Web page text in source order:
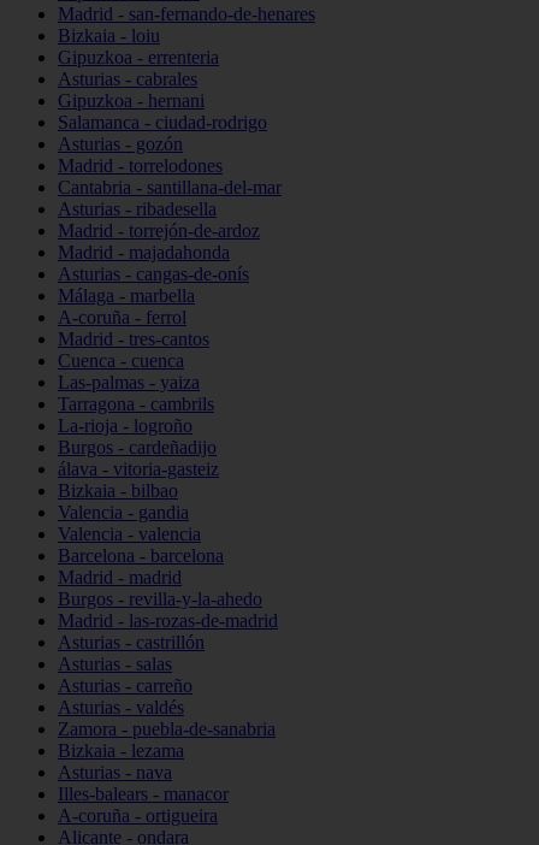
Madrid - san-fernando-de-henares
Bizkaia - loiu
Gipuzkoa - errenteria
Asturias - cabrales
Gipuzkoa - hernani
Salamanca - ciudad-rodrigo
Asturias - gozón
Madrid - torrelodones
Cantabria - santillana-del-mar
Asturias - ribadesella
Madrid - torrejón-de-ardoz
Madrid - majadahonda
Asturias - cangas-de-onís
Málaga - marbella
A-coruña - ferrol
Madrid - tres-cantos
Cuenca - cuenca
Las-palmas - yaiza
Tarragona - cambrils
La-rioja - logroño
Burgos - cardeñadijo
álava - vitoria-gasteiz
Bizkaia - bilbao
Valencia - gandia
Valencia - valencia
Barcelona - barcelona
Madrid - madrid
Burgos - revilla-y-la-ahedo
Madrid - las-rozas-de-madrid
Asturias - castrillón
Asturias - salas
Asturias - carreño
Asturias - valdés
Zamora - puebla-de-sanabria
Bizkaia - lezama
Asturias - nava
Illes-balears - manacor
A-coruña - ortigueira
Alicante - ondara